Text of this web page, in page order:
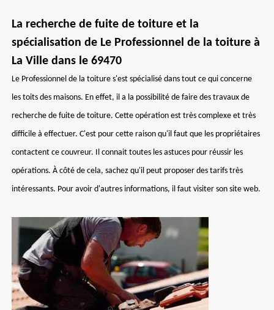
La recherche de fuite de toiture et la
spécialisation de Le Professionnel de la toiture à
La Ville dans le 69470
Le Professionnel de la toiture s'est spécialisé dans tout ce qui concerne
les toits des maisons. En effet, il a la possibilité de faire des travaux de
recherche de fuite de toiture. Cette opération est très complexe et très
difficile à effectuer. C'est pour cette raison qu'il faut que les propriétaires
contactent ce couvreur. Il connait toutes les astuces pour réussir les
opérations. À côté de cela, sachez qu'il peut proposer des tarifs très
intéressants. Pour avoir d'autres informations, il faut visiter son site web.